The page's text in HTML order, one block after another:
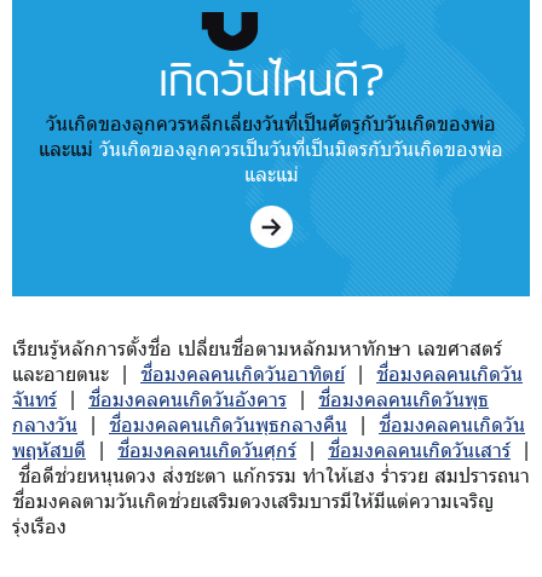
เกิดวันไหนดี?
วันเกิดของลูกควรหลีกเลี่ยงวันที่เป็นศัตรูกับวันเกิดของพ่อ
และแม่ วันเกิดของลูกควรเป็นวันที่เป็นมิตรกับวันเกิดของพ่อ
และแม่
เรียนรู้หลักการตั้งชื่อ เปลี่ยนชื่อตามหลักมหาทักษา เลขศาสตร์
และอายตนะ | ชื่อมงคลคนเกิดวันอาทิตย์| ชื่อมงคลคนเกิดวัน
จันทร์ | ชื่อมงคลคนเกิดวันอังคาร | ชื่อมงคลคนเกิดวันพุธ
กลางวัน | ชื่อมงคลคนเกิดวันพุธกลางคืน | ชื่อมงคลคนเกิดวัน
พฤหัสบดี | ชื่อมงคลคนเกิดวันศุกร์ | ชื่อมงคลคนเกิดวันเสาร์ |
ชื่อดีช่วยหนุนดวง ส่งชะตา แก้กรรม ทำให้เฮง ร่ำรวย สมปรารถนา
ชื่อมงคลตามวันเกิดช่วยเสริมดวงเสริมบารมีให้มีแต่ความเจริญ
รุ่งเรือง